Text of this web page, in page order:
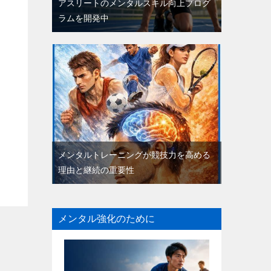
アスリートのメンタルスキル向上プログ
ラムを開発中
メンタルトレーニングが競技力を高める
理由と継続の重要性
メンタル強化のために